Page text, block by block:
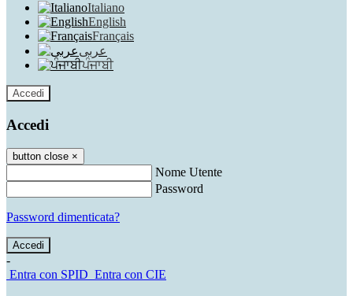
Italiano
English
Français
عربى
ਪੰਜਾਬੀ
Accedi
Accedi
button close ×
Nome Utente
Password
Password dimenticata?
-
Entra con SPID Entra con CIE